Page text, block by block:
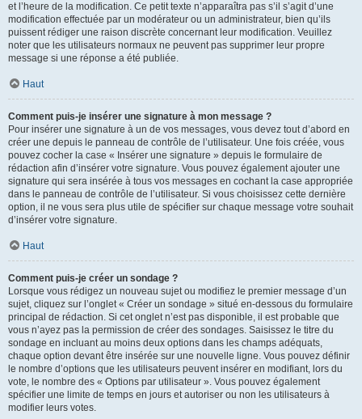
et l’heure de la modification. Ce petit texte n’apparaîtra pas s’il s’agit d’une
modification effectuée par un modérateur ou un administrateur, bien qu’ils
puissent rédiger une raison discrète concernant leur modification. Veuillez
noter que les utilisateurs normaux ne peuvent pas supprimer leur propre
message si une réponse a été publiée.
Haut
Comment puis-je insérer une signature à mon message ?
Pour insérer une signature à un de vos messages, vous devez tout d’abord en
créer une depuis le panneau de contrôle de l’utilisateur. Une fois créée, vous
pouvez cocher la case « Insérer une signature » depuis le formulaire de
rédaction afin d’insérer votre signature. Vous pouvez également ajouter une
signature qui sera insérée à tous vos messages en cochant la case appropriée
dans le panneau de contrôle de l’utilisateur. Si vous choisissez cette dernière
option, il ne vous sera plus utile de spécifier sur chaque message votre souhait
d’insérer votre signature.
Haut
Comment puis-je créer un sondage ?
Lorsque vous rédigez un nouveau sujet ou modifiez le premier message d’un
sujet, cliquez sur l’onglet « Créer un sondage » situé en-dessous du formulaire
principal de rédaction. Si cet onglet n’est pas disponible, il est probable que
vous n’ayez pas la permission de créer des sondages. Saisissez le titre du
sondage en incluant au moins deux options dans les champs adéquats,
chaque option devant être insérée sur une nouvelle ligne. Vous pouvez définir
le nombre d’options que les utilisateurs peuvent insérer en modifiant, lors du
vote, le nombre des « Options par utilisateur ». Vous pouvez également
spécifier une limite de temps en jours et autoriser ou non les utilisateurs à
modifier leurs votes.